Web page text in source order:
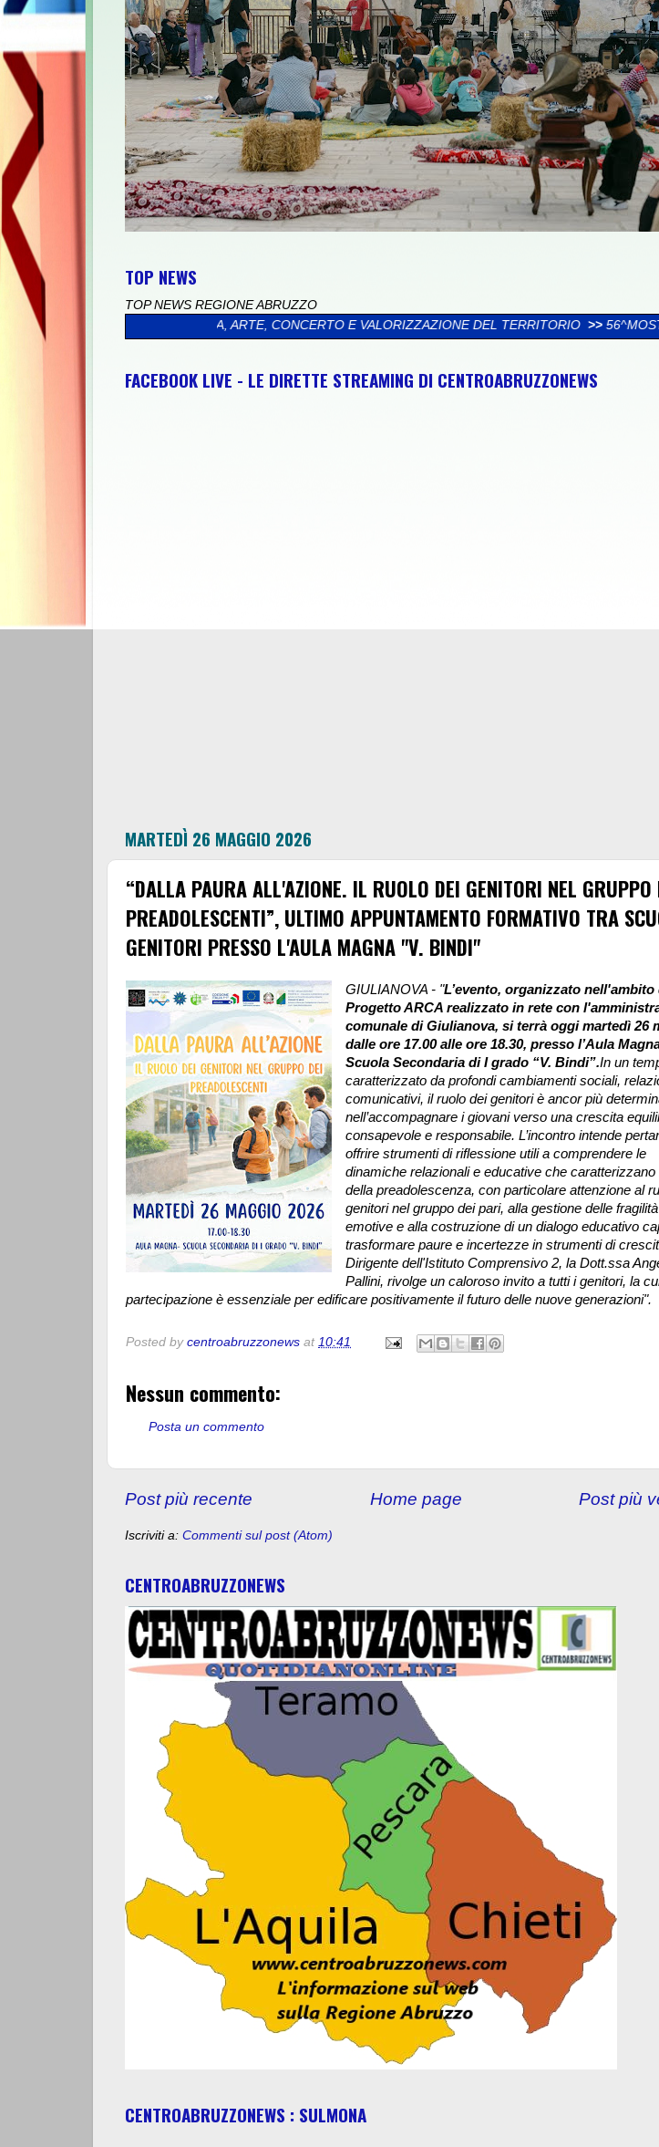
TOP NEWS
TOP NEWS REGIONE ABRUZZO
CULTURA, ARTE, CONCERTO E VALORIZZAZIONE DEL TERRITORIO >> 56^MOSTRA
FACEBOOK LIVE - LE DIRETTE STREAMING DI CENTROABRUZZONEWS
MARTEDÌ 26 MAGGIO 2026
“DALLA PAURA ALL'AZIONE. IL RUOLO DEI GENITORI NEL GRUPPO
PREADOLESCENTI”, ULTIMO APPUNTAMENTO FORMATIVO TRA
GENITORI PRESSO L'AULA MAGNA "V. BINDI"
GIULIANOVA - "L’evento, organizzato nell'ambito
Progetto ARCA realizzato in rete con
comunale di Giulianova, si terrà oggi martedì 26
dalle ore 17.00 alle ore 18.30, presso l’Aula
Scuola Secondaria di I grado “V. Bindi”.In un
caratterizzato da profondi cambiamenti sociali,
comunicativi, il ruolo dei genitori è ancor più
nell’accompagnare i giovani verso una crescita
consapevole e responsabile. L’incontro intende
offrire strumenti di riflessione utili a comprendere le
dinamiche relazionali e educative che caratterizzano
della preadolescenza, con particolare attenzione al
genitori nel gruppo dei pari, alla gestione delle fragilità
emotive e alla costruzione di un dialogo educativo
trasformare paure e incertezze in strumenti di
Dirigente dell'Istituto Comprensivo 2, la Dott.ssa
Pallini, rivolge un caloroso invito a tutti i genitori, la
partecipazione è essenziale per edificare positivamente il futuro delle nuove generazioni".
Posted by centroabruzzonews at 10:41
Nessun commento:
Posta un commento
Post più recente Post più
Home page
Iscriviti a: Commenti sul post (Atom)
CENTROABRUZZONEWS
CENTROABRUZZONEWS : SULMONA